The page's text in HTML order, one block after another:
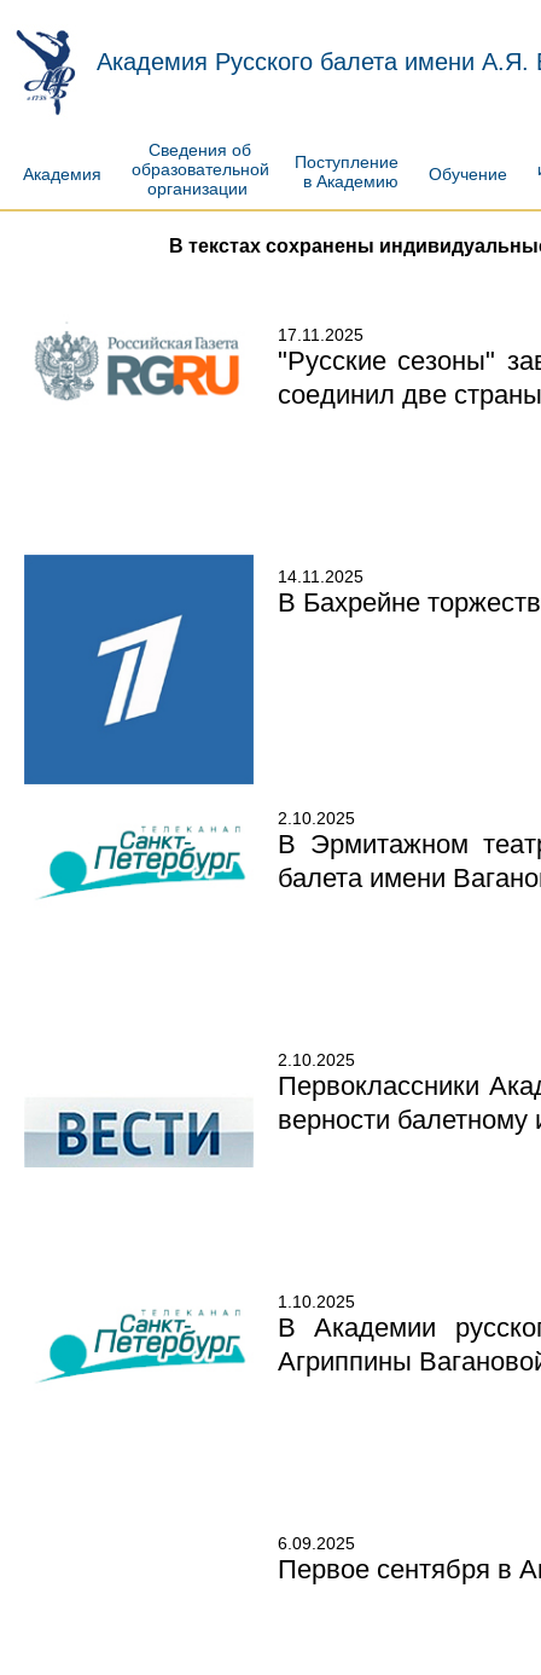
Академия Русского балета имени А.Я.
Академия
Сведения об
образовательной
организации
Поступление
в Академию
Обучение
В текстах сохранены
17.11.2025
"Русские сезоны"
соединил две страны
14.11.2025
В Бахрейне
2.10.2025
В Эрмитажном
балета имени
2.10.2025
Первоклассники
верности балетному
1.10.2025
В Академии
Агриппины
6.09.2025
Первое сентября в